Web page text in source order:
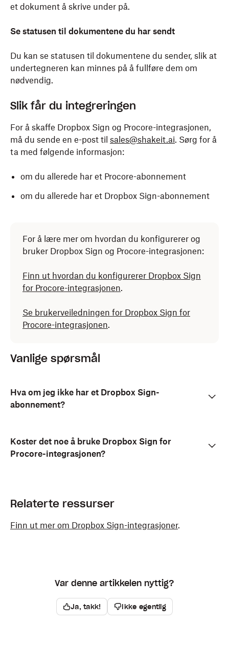
et dokument å skrive under på.
Se statusen til dokumentene du har sendt
Du kan se statusen til dokumentene du sender, slik at
undertegneren kan minnes på å fullføre dem om
nødvendig.
Slik får du integreringen
For å skaffe Dropbox Sign og Procore-integrasjonen,
må du sende en e-post til sales@shakeit.ai. Sørg for å
ta med følgende informasjon:
om du allerede har et Procore-abonnement
om du allerede har et Dropbox Sign-abonnement
For å lære mer om hvordan du konfigurerer og
bruker Dropbox Sign og Procore-integrasjonen:
Finn ut hvordan du konfigurerer Dropbox Sign
for Procore-integrasjonen.
Se brukerveiledningen for Dropbox Sign for
Procore-integrasjonen.
Vanlige spørsmål
Hva om jeg ikke har et Dropbox Sign-
abonnement?
Koster det noe å bruke Dropbox Sign for
Procore-integrasjonen?
Relaterte ressurser
Finn ut mer om Dropbox Sign-integrasjoner.
Var denne artikkelen nyttig?
Ja, takk! Ikke egentlig